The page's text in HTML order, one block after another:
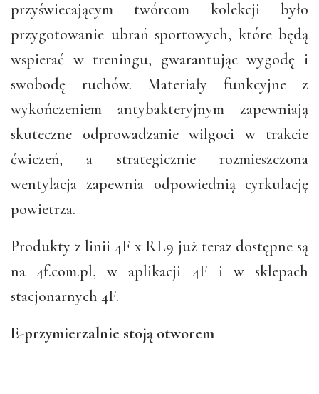
przyświecającym twórcom kolekcji było
przygotowanie ubrań sportowych, które będą
wspierać w treningu, gwarantując wygodę i
swobodę ruchów. Materiały funkcyjne z
wykończeniem antybakteryjnym zapewniają
skuteczne odprowadzanie wilgoci w trakcie
ćwiczeń, a strategicznie rozmieszczona
wentylacja zapewnia odpowiednią cyrkulację
powietrza.
Produkty z linii 4F x RL9 już teraz dostępne są
na 4f.com.pl, w aplikacji 4F i w sklepach
stacjonarnych 4F.
E-przymierzalnie stoją otworem